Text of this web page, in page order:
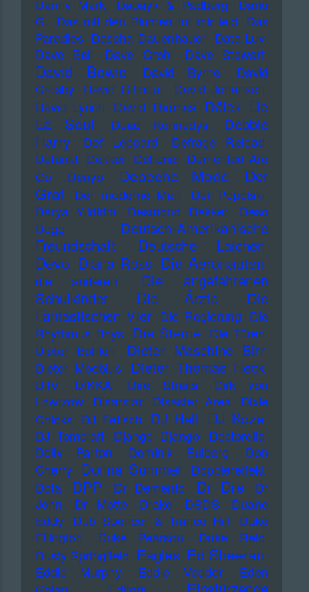
Danny Mark
Dapayk & Padberg
Dario
G. Das mit den Blumen tut mir leid Das
Paradies Dascha Dauenhauer Data Luv
Dave Ball
Dave Grohl Dave Stewart
David Bowie David Byrne
David
Crosby David Gilmour David Johansen
David Lynch David Thomas Dälek De
La Soul
Dead Kennedys
Debbie
Harry
Def Leppard
Defrage Reload
Defunkt Dekker Delfonic Demented Are
Go
Denyo Depeche Mode
Der
Graf
Der moderne Man
Der Popolski
Derya Yildirim
Desmond Dekker
Deso
Dogg
Deutsch-Amerikanische
Freundschaft
Deutsche Laichen
Devo Diana Ross Die Aeronauten
die anderen
Die angefahrenen
Schulkinder
Die Ärzte
Die
Fantastischen Vier Die Regierung Die
Rhythmus Boys Die Sterne Die Türen
Dieter Bohlen
Dieter Maschine Birr
Dieter Moebius Dieter Thomas Heck
DiIV DIKKA Dire Straits
Dirk von
Lowtzow
Disarstar Disaster Area
Dixie
Chicks DJ Fetisch DJ Hell DJ Koze
DJ Tomcraft Django Django
Doctorella
Dolly Parton
Dominik Eulberg
Don
Cherry Donna Summer Dopplereffekt
Dota
DPP Dr Demento Dr Dre
Dr
John
Dr Motte Drake DSDS
Duane
Eddy
Dub Spencer & Trance Hill
Duke
Ellington
Duke Pearson
Duke Reid
Dusty Springfield Eagles Ed Sheeran
Eddie Murphy Eddie Vedder
Eden